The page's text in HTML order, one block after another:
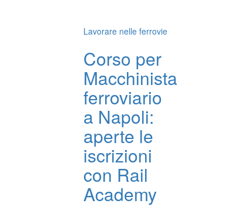
Lavorare nelle ferrovie
Corso per
Macchinista
ferroviario
a Napoli:
aperte le
iscrizioni
con Rail
Academy